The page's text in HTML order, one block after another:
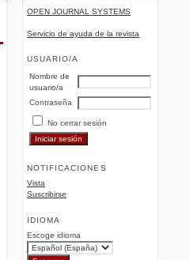
OPEN JOURNAL SYSTEMS
Servicio de ayuda de la revista
USUARIO/A
Nombre de
usuario/a
Contraseña
No cerrar sesión
NOTIFICACIONES
Vista
Suscribirse
IDIOMA
Escoge idioma